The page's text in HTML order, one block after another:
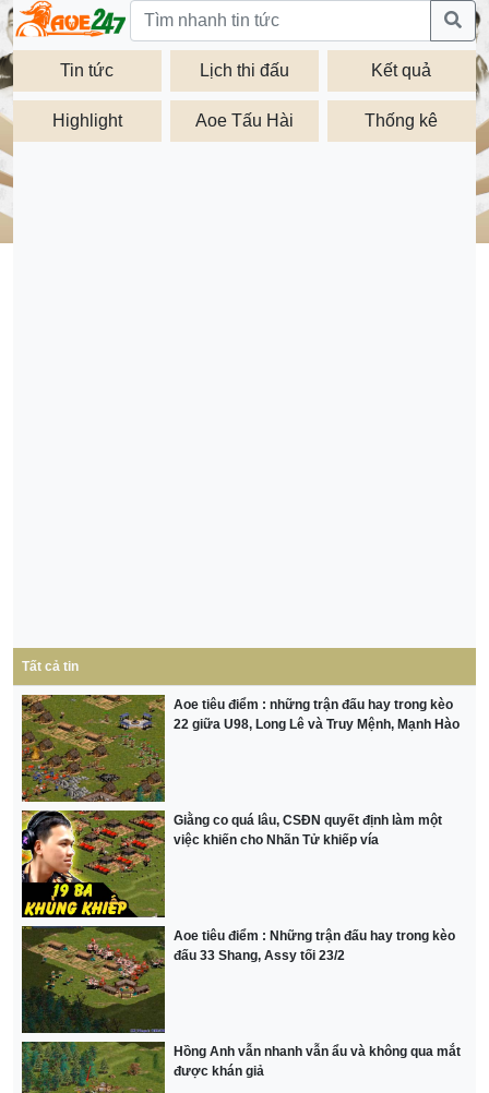
Tin tức Lịch thi đấu Kết quả
Highlight Aoe Tấu Hài Thống kê
Tất cả tin
Aoe tiêu điểm : những trận đấu hay trong kèo
22 giữa U98, Long Lê và Truy Mệnh, Mạnh Hào
Giằng co quá lâu, CSĐN quyết định làm một
việc khiến cho Nhãn Tử khiếp vía
Aoe tiêu điểm : Những trận đấu hay trong kèo
đấu 33 Shang, Assy tối 23/2
Hồng Anh vẫn nhanh vẫn ẩu và không qua mắt
được khán giả